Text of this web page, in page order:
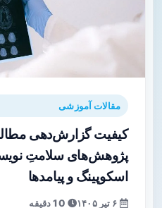
مقالات آموزشی
کیفیت گزارش‌دهی
پژوهش‌های سلامتِ
اسکوپینگ و پیامدها